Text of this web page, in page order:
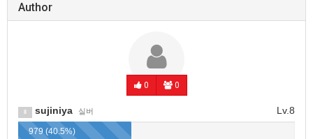
Author
0 0
Lv.8
sujiniya 실버
979 (40.5%)